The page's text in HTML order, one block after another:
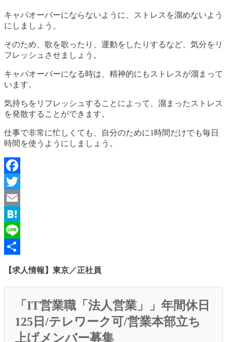
キャパオーバーにならないように、ストレスを溜めないよう
にしましょう。
そのため、歌を歌ったり、運動をしたりするなど、気分をリ
フレッシュさせましょう。
キャパオーバーになる時は、精神的にもストレスが溜まって
います。
気持ちをリフレッシュすることによって、溜まったストレス
を発散することができます。
仕事で非常に忙しくても、自分のために1時間だけでも毎日
時間を使うようにしましょう。
Facebook
Twitter
Email
Hatena
Line
【求人情報】東京／正社員
「IT営業職「法人営業」」年間休日
125日/テレワーク可/営業本部立ち
上げメンバー募集